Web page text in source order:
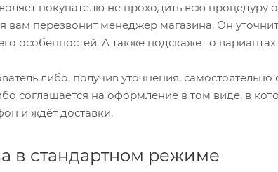
покупателю не проходить всю процедуру
перезвонит менеджер магазина. Он уточнит
особенностей. А также подскажет о
либо, получив уточнения,
соглашается на оформление в том виде, в
и ждёт доставки.
в стандартном режиме